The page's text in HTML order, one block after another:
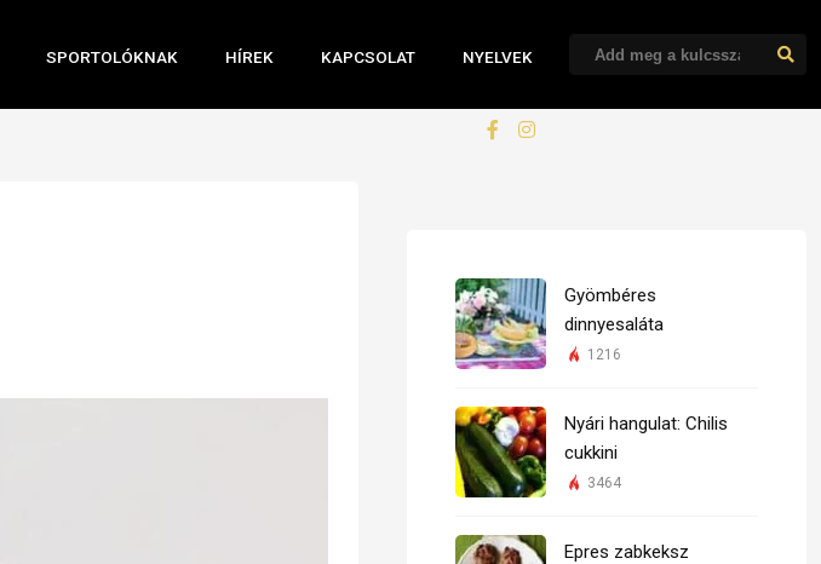
SPORTOLÓKNAK HÍREK KAPCSOLAT NYELVEK
Gyömbéres
dinnyesaláta
1216
Nyári hangulat: Chilis
cukkini
3464
Epres zabkeksz